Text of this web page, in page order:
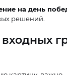
на день
решений.